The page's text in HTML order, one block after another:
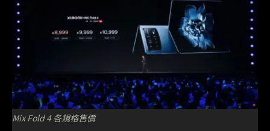
Mix Fold 4 各規格售價